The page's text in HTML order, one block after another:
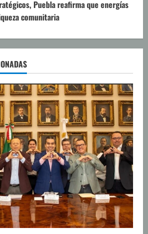
Puebla reafirma que energías
comunitaria